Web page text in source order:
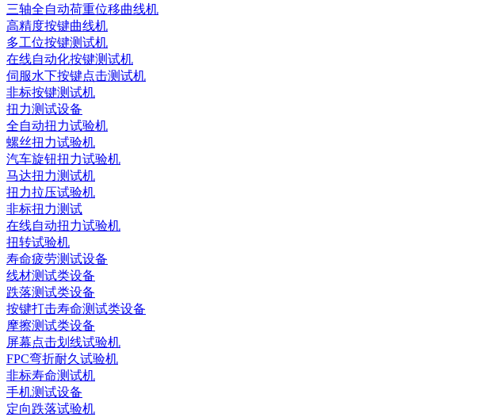
三轴全自动荷重位移曲线机
高精度按键曲线机
多工位按键测试机
在线自动化按键测试机
伺服水下按键点击测试机
非标按键测试机
扭力测试设备
全自动扭力试验机
螺丝扭力试验机
汽车旋钮扭力试验机
马达扭力测试机
扭力拉压试验机
非标扭力测试
在线自动扭力试验机
扭转试验机
寿命疲劳测试设备
线材测试类设备
跌落测试类设备
按键打击寿命测试类设备
摩擦测试类设备
屏幕点击划线试验机
FPC弯折耐久试验机
非标寿命测试机
手机测试设备
定向跌落试验机